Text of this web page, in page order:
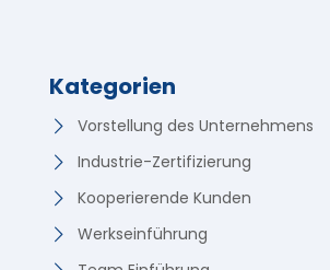
Kategorien
Vorstellung des Unternehmens
Industrie-Zertifizierung
Kooperierende Kunden
Werkseinführung